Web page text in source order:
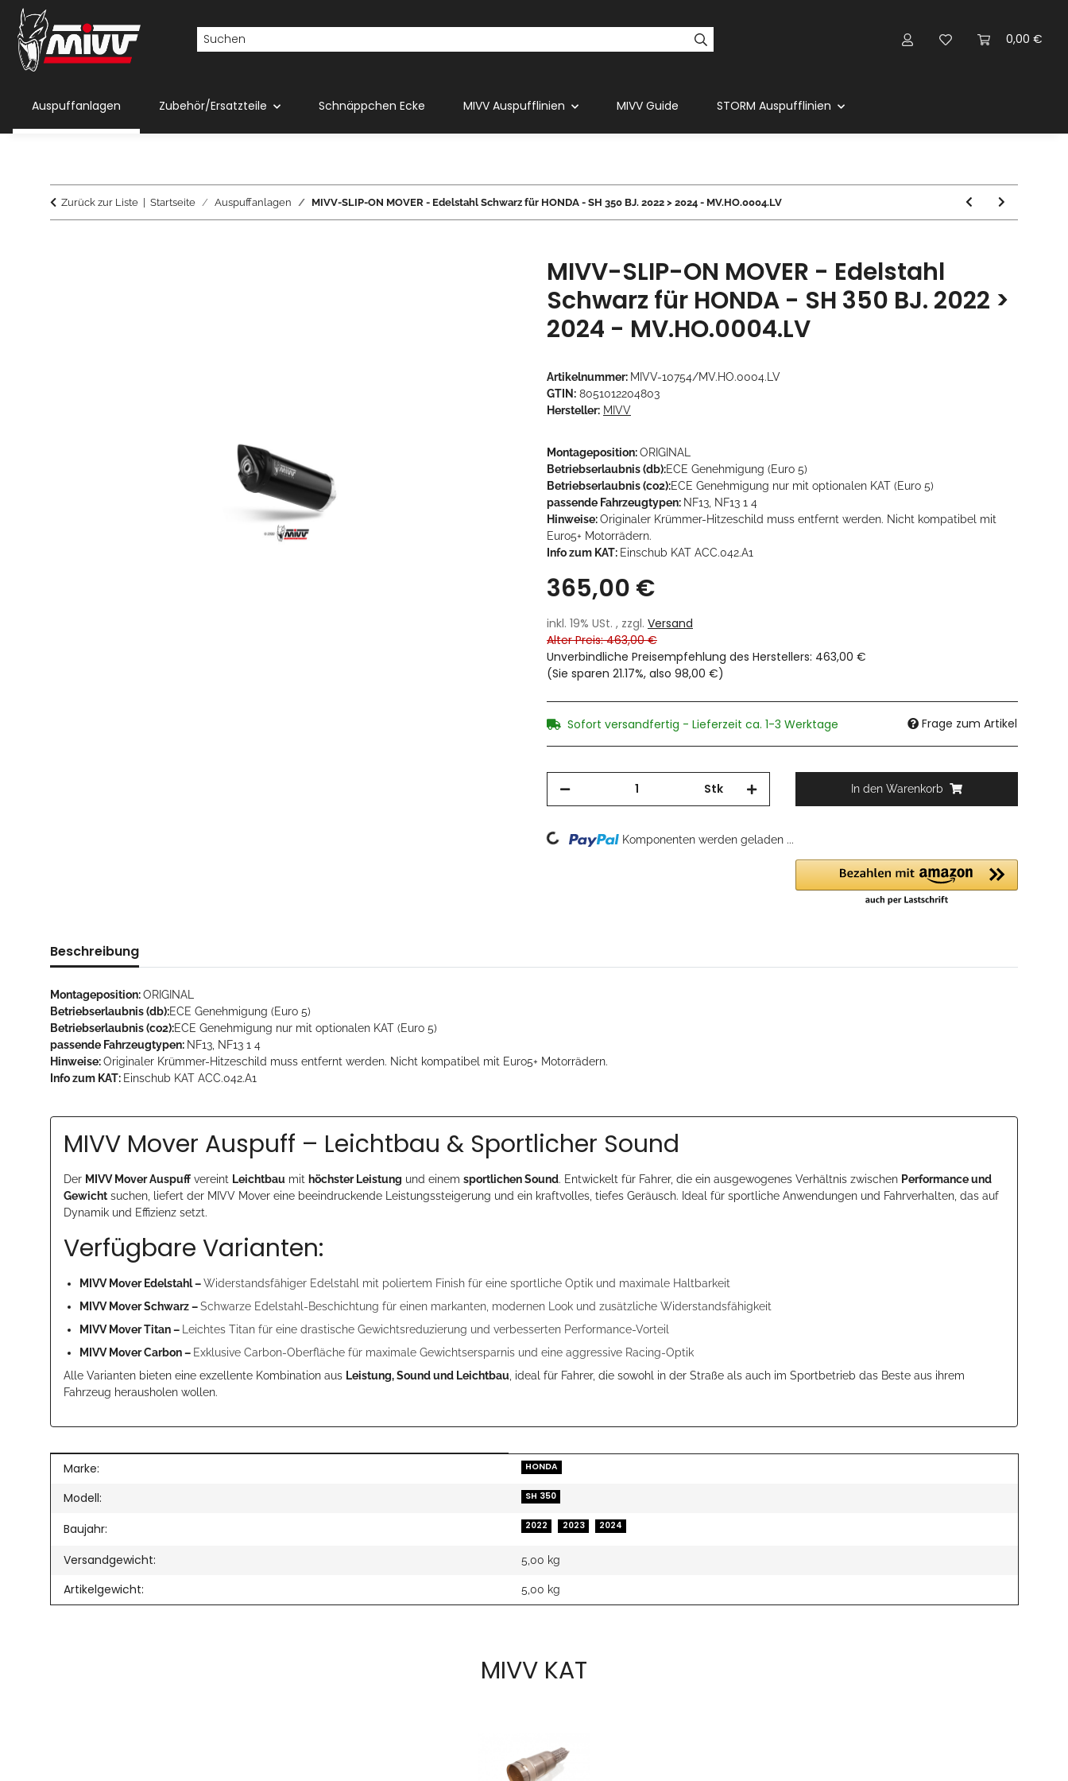
0,00 €
Auspuffanlagen Zubehör/Ersatzteile Schnäppchen Ecke MIVV Auspufflinien MIVV Guide STORM Auspufflinien
Zurück zur Liste Startseite Auspuffanlagen MIVV-SLIP-ON MOVER - Edelstahl Schwarz für HONDA - SH 350 BJ. 2022 > 2024 - MV.HO.0004.LV
MIVV-SLIP-ON MOVER - Edelstahl
Schwarz für HONDA - SH 350 BJ. 2022 >
2024 - MV.HO.0004.LV
Artikelnummer: MIVV-10754/MV.HO.0004.LV
GTIN: 8051012204803
Hersteller: MIVV
Montageposition:ORIGINAL
Betriebserlaubnis (db):ECE Genehmigung (Euro 5)
Betriebserlaubnis (co2):ECE Genehmigung nur mit optionalen KAT (Euro 5)
passende Fahrzeugtypen: NF13, NF13 1 4
Hinweise:Originaler Krümmer-Hitzeschild muss entfernt werden. Nicht kompatibel mit
Euro5+ Motorrädern.
Info zum KAT: Einschub KAT ACC.042.A1
365,00 €
inkl. 19% USt. , zzgl. Versand
Alter Preis: 463,00 €
Unverbindliche Preisempfehlung des Herstellers: 463,00 €
(Sie sparen 21.17%, also 98,00 €)
Sofort versandfertig - Lieferzeit ca. 1-3 Werktage Frage zum Artikel
Stk In den Warenkorb
Loading... Komponenten werden geladen ...
Beschreibung
Montageposition:ORIGINAL
Betriebserlaubnis (db):ECE Genehmigung (Euro 5)
Betriebserlaubnis (co2):ECE Genehmigung nur mit optionalen KAT (Euro 5)
passende Fahrzeugtypen: NF13, NF13 1 4
Hinweise:Originaler Krümmer-Hitzeschild muss entfernt werden. Nicht kompatibel mit Euro5+ Motorrädern.
Info zum KAT: Einschub KAT ACC.042.A1
MIVV Mover Auspuff – Leichtbau & Sportlicher Sound
Der MIVV Mover Auspuff vereint Leichtbau mit höchster Leistung und einem sportlichen Sound. Entwickelt für Fahrer, die ein ausgewogenes Verhältnis zwischen Performance und
Gewicht suchen, liefert der MIVV Mover eine beeindruckende Leistungssteigerung und ein kraftvolles, tiefes Geräusch. Ideal für sportliche Anwendungen und Fahrverhalten, das auf
Dynamik und Effizienz setzt.
Verfügbare Varianten:
MIVV Mover Edelstahl –Widerstandsfähiger Edelstahl mit poliertem Finish für eine sportliche Optik und maximale Haltbarkeit
MIVV Mover Schwarz –Schwarze Edelstahl-Beschichtung für einen markanten, modernen Look und zusätzliche Widerstandsfähigkeit
MIVV Mover Titan – Leichtes Titan für eine drastische Gewichtsreduzierung und verbesserten Performance-Vorteil
MIVV Mover Carbon – Exklusive Carbon-Oberfläche für maximale Gewichtsersparnis und eine aggressive Racing-Optik
Alle Varianten bieten eine exzellente Kombination aus Leistung, Sound und Leichtbau , ideal für Fahrer, die sowohl in der Straße als auch im Sportbetrieb das Beste aus ihrem
Fahrzeug herausholen wollen.
Produkteigenschaft
Wert
Marke: HONDA
Modell: SH 350
Baujahr: 2022 2023 2024
Versandgewicht: 5,00 kg
Artikelgewicht: 5,00 kg
MIVV KAT